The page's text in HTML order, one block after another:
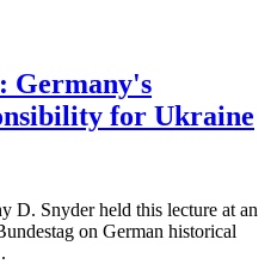
Germany's
for Ukraine
D. Snyder held this lecture at an
on German historical